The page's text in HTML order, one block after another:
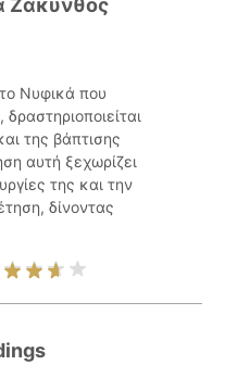
Ζάκυνθος
Νυφικά που
της βάπτισης
αυτή ξεχωρίζει
της και την
δίνοντας